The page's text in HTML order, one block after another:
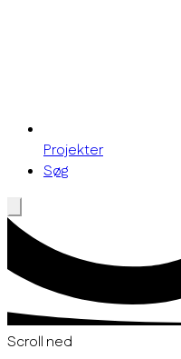
Projekter
Søg
Scroll ned